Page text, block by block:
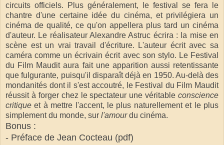
circuits officiels. Plus généralement, le festival se fera le
chantre d'une certaine idée du cinéma, et privilégiera un
cinéma de qualité, ce qu'on appellera plus tard un cinéma
d'auteur. Le réalisateur Alexandre Astruc écrira : la mise en
scène est un vrai travail d'écriture. L'auteur écrit avec sa
caméra comme un écrivain écrit avec son stylo. Le Festival
du Film Maudit aura fait une apparition aussi retentissante
que fulgurante, puisqu'il disparaît déjà en 1950. Au-delà des
mondanités dont il s'est accoutré, le Festival du Film Maudit
réussit à forger chez le spectateur une véritable conscience
critique et à mettre l'accent, le plus naturellement et le plus
simplement du monde, sur l'amour du cinéma.
Bonus :
- Préface de Jean Cocteau (pdf)